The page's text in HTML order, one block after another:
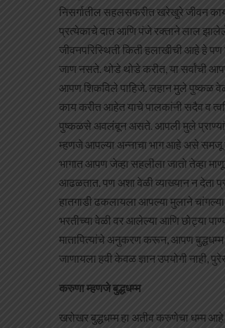
निसर्गातील सहलसफरीत खरेखुरे जीवन काय
प्रत्येकाचे दात आणि पंजे रक्ताने लाल
जीवनपरिस्थिती किती हलाखीची आहे हे
जाण नसते. थोडे थोडे करीत, या सर्वांची
आपण शिकविले पाहिजे. लहान मुले पुष्कळ
काय करीत आहेत याचे पालकांनी सदैव व
पुष्कळसे अवलंबून असते. आपली मुले
म्हणजे आपल्या अन्नाचा भाग आहे असे समजू
भागात आपण जेव्हा सहलीला जातो तेव्हा
आढळतात. पण अशा वेळी व्याख्यान न देता
हातगाडी ढकलायला आपल्या मुलाने
भरतीच्या वेळी वर आलेल्या आणि छोट्या
मातापित्यांचे अनुकरण करून, आपण बुद्धधम्म
जाणायला हवी केवळ ज्ञान उपयोगी नाही,
करुणा म्हणजे बुद्धधम्म
खरोखर बुद्धधम्म हा अतीव करुणेचा धम्म